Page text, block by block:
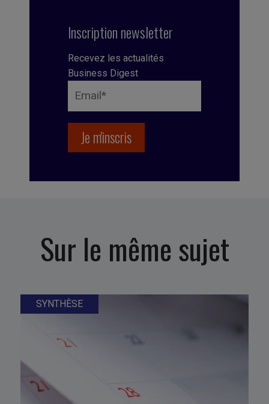
Inscription newsletter
Recevez les actualités
Business Digest
Sur le même sujet
SYNTHÈSE